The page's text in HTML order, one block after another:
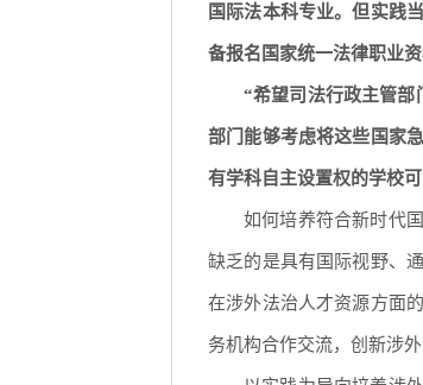
国际法本科专业。但实践
备报名国家统一法律职业
“希望司法行政主管部
部门能够考虑将这些国家
有学科自主设置权的学校
如何培养符合新时代
缺乏的是具有国际视野、
在涉外法治人才资源方面
务机构合作交流，创新涉